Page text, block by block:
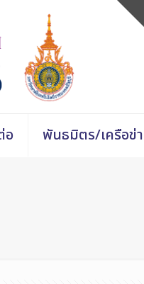
อ พันธมิตร/เครือข่